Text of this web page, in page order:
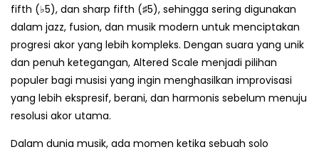
fifth (♭5), dan sharp fifth (♯5), sehingga sering digunakan
dalam jazz, fusion, dan musik modern untuk menciptakan
progresi akor yang lebih kompleks. Dengan suara yang unik
dan penuh ketegangan, Altered Scale menjadi pilihan
populer bagi musisi yang ingin menghasilkan improvisasi
yang lebih ekspresif, berani, dan harmonis sebelum menuju
resolusi akor utama.
Dalam dunia musik, ada momen ketika sebuah solo